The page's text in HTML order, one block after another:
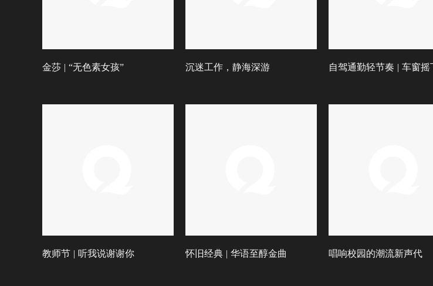
金莎 | “无色素女孩” 沉迷工作，静海深游
教师节 | 听我说谢谢你 怀旧经典 | 华语至醇金曲 唱响校园的潮流新声代